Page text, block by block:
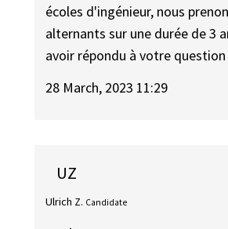
écoles d'ingénieur, nous
alternants sur une durée de 3
avoir répondu à votre question
28 March, 2023 11:29
UZ
Ulrich Z. Candidate